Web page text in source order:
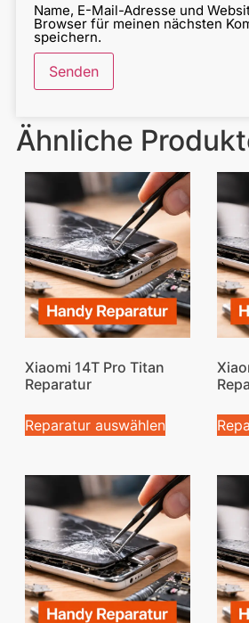
Name, E-Mail-Adresse und
Browser für meinen nächsten
speichern.
Ähnliche
Xiaomi 14T Pro Titan
Reparatur
Reparatur auswählen